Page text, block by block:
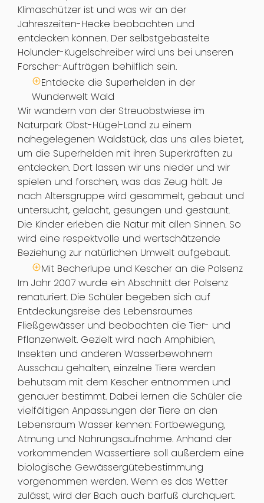
Klimaschützer ist und was wir an der
Jahreszeiten-Hecke beobachten und
entdecken können. Der selbstgebastelte
Holunder-Kugelschreiber wird uns bei unseren
Forscher-Aufträgen behilflich sein.
Entdecke die Superhelden in der
Wunderwelt Wald
Wir wandern von der Streuobstwiese im
Naturpark Obst-Hügel-Land zu einem
nahegelegenen Waldstück, das uns alles bietet,
um die Superhelden mit ihren Superkräften zu
entdecken. Dort lassen wir uns nieder und wir
spielen und forschen, was das Zeug hält. Je
nach Altersgruppe wird gesammelt, gebaut und
untersucht, gelacht, gesungen und gestaunt.
Die Kinder erleben die Natur mit allen Sinnen. So
wird eine respektvolle und wertschätzende
Beziehung zur natürlichen Umwelt aufgebaut.
Mit Becherlupe und Kescher an die Polsenz
Im Jahr 2007 wurde ein Abschnitt der Polsenz
renaturiert. Die Schüler begeben sich auf
Entdeckungsreise des Lebensraumes
Fließgewässer und beobachten die Tier- und
Pflanzenwelt. Gezielt wird nach Amphibien,
Insekten und anderen Wasserbewohnern
Ausschau gehalten, einzelne Tiere werden
behutsam mit dem Kescher entnommen und
genauer bestimmt. Dabei lernen die Schüler die
vielfältigen Anpassungen der Tiere an den
Lebensraum Wasser kennen: Fortbewegung,
Atmung und Nahrungsaufnahme. Anhand der
vorkommenden Wassertiere soll außerdem eine
biologische Gewässergütebestimmung
vorgenommen werden. Wenn es das Wetter
zulässt, wird der Bach auch barfuß durchquert.